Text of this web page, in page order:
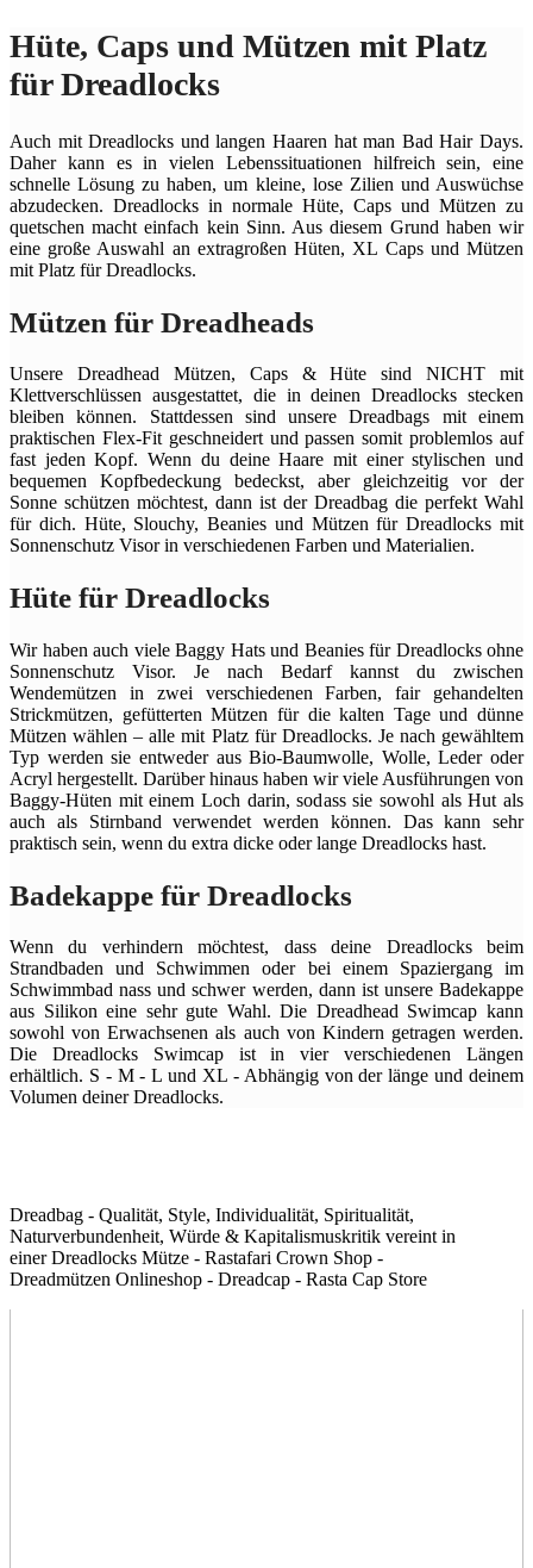
Hüte, Caps und Mützen mit Platz
für Dreadlocks
Auch mit Dreadlocks und langen Haaren hat man Bad Hair Days.
Daher kann es in vielen Lebenssituationen hilfreich sein, eine
schnelle Lösung zu haben, um kleine, lose Zilien und Auswüchse
abzudecken. Dreadlocks in normale Hüte, Caps und Mützen zu
quetschen macht einfach kein Sinn. Aus diesem Grund haben wir
eine große Auswahl an extragroßen Hüten, XL Caps und Mützen
mit Platz für Dreadlocks.
Mützen für Dreadheads
Unsere Dreadhead Mützen, Caps & Hüte sind NICHT mit
Klettverschlüssen ausgestattet, die in deinen Dreadlocks stecken
bleiben können. Stattdessen sind unsere Dreadbags mit einem
praktischen Flex-Fit geschneidert und passen somit problemlos auf
fast jeden Kopf. Wenn du deine Haare mit einer stylischen und
bequemen Kopfbedeckung bedeckst, aber gleichzeitig vor der
Sonne schützen möchtest, dann ist der Dreadbag die perfekt Wahl
für dich. Hüte, Slouchy, Beanies und Mützen für Dreadlocks mit
Sonnenschutz Visor in verschiedenen Farben und Materialien.
Hüte für Dreadlocks
Wir haben auch viele Baggy Hats und Beanies für Dreadlocks ohne
Sonnenschutz Visor. Je nach Bedarf kannst du zwischen
Wendemützen in zwei verschiedenen Farben, fair gehandelten
Strickmützen, gefütterten Mützen für die kalten Tage und dünne
Mützen wählen – alle mit Platz für Dreadlocks. Je nach gewähltem
Typ werden sie entweder aus Bio-Baumwolle, Wolle, Leder oder
Acryl hergestellt. Darüber hinaus haben wir viele Ausführungen von
Baggy-Hüten mit einem Loch darin, sodass sie sowohl als Hut als
auch als Stirnband verwendet werden können. Das kann sehr
praktisch sein, wenn du extra dicke oder lange Dreadlocks hast.
Badekappe für Dreadlocks
Wenn du verhindern möchtest, dass deine Dreadlocks beim
Strandbaden und Schwimmen oder bei einem Spaziergang im
Schwimmbad nass und schwer werden, dann ist unsere Badekappe
aus Silikon eine sehr gute Wahl. Die Dreadhead Swimcap kann
sowohl von Erwachsenen als auch von Kindern getragen werden.
Die Dreadlocks Swimcap ist in vier verschiedenen Längen
erhältlich. S - M - L und XL - Abhängig von der länge und deinem
Volumen deiner Dreadlocks.
Dreadbag - Qualität, Style, Individualität, Spiritualität,
Naturverbundenheit, Würde & Kapitalismuskritik vereint in
einer Dreadlocks Mütze - Rastafari Crown Shop -
Dreadmützen Onlineshop - Dreadcap - Rasta Cap Store